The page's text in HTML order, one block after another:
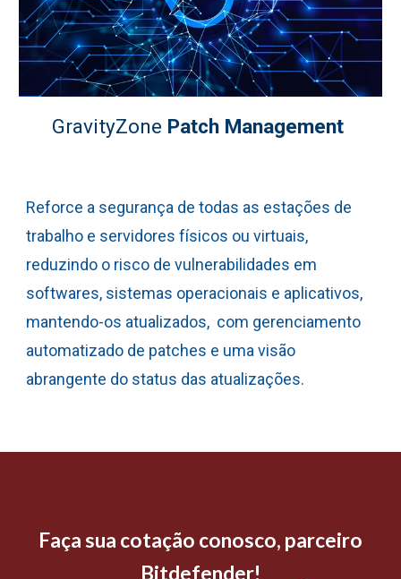
GravityZone Patch Management
Reforce a segurança de todas as estações de
trabalho e servidores físicos ou virtuais,
reduzindo o risco de vulnerabilidades em
softwares, sistemas operacionais e aplicativos,
mantendo-os atualizados, com gerenciamento
automatizado de patches e uma visão
abrangente do status das atualizações.
Faça sua cotação conosco, parceiro
Bitdefender!